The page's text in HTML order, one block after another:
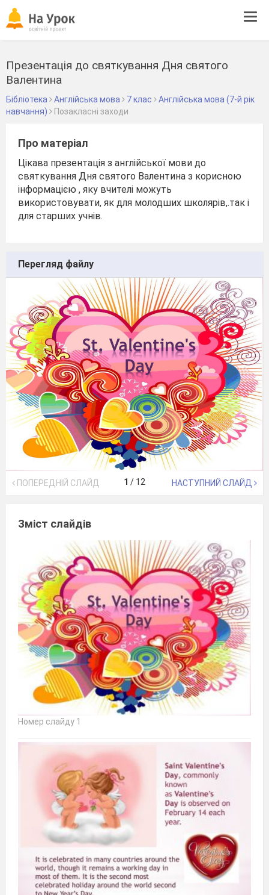
Презентація до святкування Дня святого
Валентина
Бібліотека Англійська мова 7 клас
Англійська мова (7-й рік
навчання)
Позакласні заходи
Про матеріал
Цікава презентація з англійської мови до
святкування Дня святого Валентина з корисною
інформацією , яку вчителі можуть
використовувати, як для молодших школярів,.так і
для старших учнів.
Перегляд файлу
ПОПЕРЕДНІЙ СЛАЙД 1 / 12 НАСТУПНИЙ СЛАЙД
Зміст слайдів
Номер слайду 1